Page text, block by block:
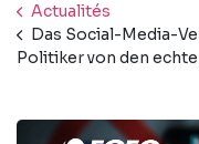
Actualités
Das Social-Media-
Politiker von den